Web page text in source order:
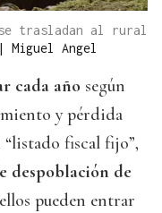
trasladan al rural
| Miguel Angel
cada año según
y pérdida
fiscal fijo”,
despoblación de
pueden entrar